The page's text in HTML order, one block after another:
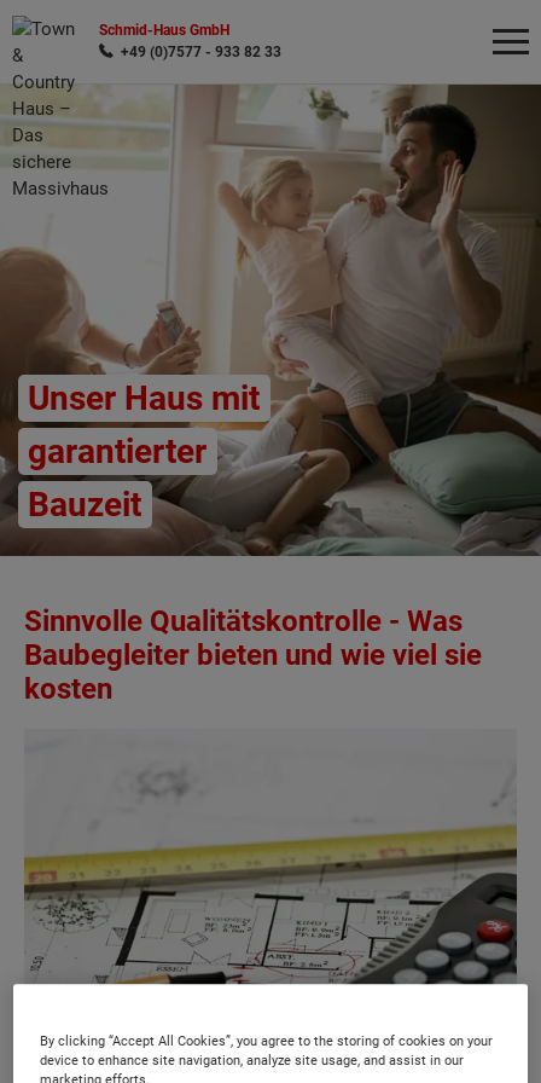
Schmid-Haus GmbH
+49 (0)7577 - 933 82 33
Unser Haus mit
garantierter
Bauzeit
Sinnvolle Qualitätskontrolle - Was
Baubegleiter bieten und wie viel sie
kosten
Wonach möchten Sie suchen?
By clicking “Accept All Cookies”, you agree to the storing of cookies on your
device to enhance site navigation, analyze site usage, and assist in our